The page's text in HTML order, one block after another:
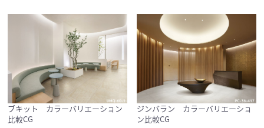
ブキット カラーバリエーション
比較CG
ジンバラン カラーバリエーショ
ン比較CG